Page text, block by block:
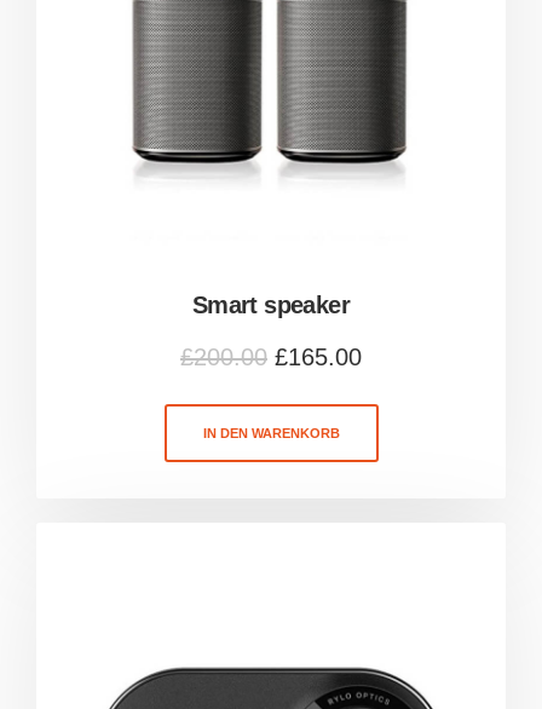
Smart speaker
£200.00 £165.00
IN DEN WARENKORB